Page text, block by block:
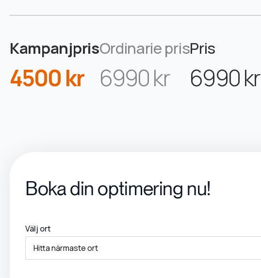
Kampanjpris
4500 kr
Ordinarie pris
6990 kr
Pris
6990 kr
Boka din optimering nu!
Välj ort